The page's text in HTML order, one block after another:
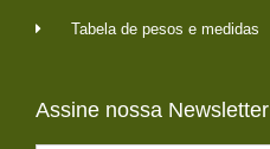
Tabela de pesos e medidas
Assine nossa Newsletter